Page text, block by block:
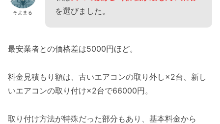
そよまる
を選びました。
最安業者との価格差は5000円ほど。
料金見積もり額は、古いエアコンの取り外し×2台、新し
いエアコンの取り付け×2台で66000円。
取り付け方法が特殊だった部分もあり、基本料金から